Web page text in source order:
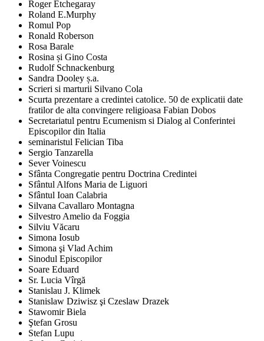
Roger Etchegaray
Roland E.Murphy
Romul Pop
Ronald Roberson
Rosa Barale
Rosina și Gino Costa
Rudolf Schnackenburg
Sandra Dooley ș.a.
Scrieri si marturii Silvano Cola
Scurta prezentare a credintei catolice. 50 de explicatii date
fratilor de alta convingere religioasa Fabian Dobos
Secretariatul pentru Ecumenism si Dialog al Conferintei
Episcopilor din Italia
seminaristul Felician Tiba
Sergio Tanzarella
Sever Voinescu
Sfânta Congregatie pentru Doctrina Credintei
Sfântul Alfons Maria de Liguori
Sfântul Ioan Calabria
Silvana Cavallaro Montagna
Silvestro Amelio da Foggia
Silviu Văcaru
Simona Iosub
Simona şi Vlad Achim
Sinodul Episcopilor
Soare Eduard
Sr. Lucia Vîrgă
Stanislau J. Klimek
Stanislaw Dziwisz şi Czeslaw Drazek
Stawomir Biela
Ştefan Grosu
Stefan Lupu